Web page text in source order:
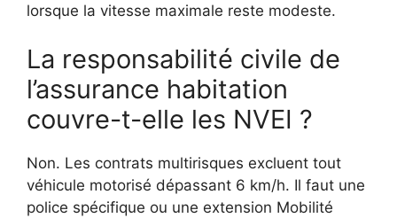
lorsque la vitesse maximale reste modeste.
La responsabilité civile de
l’assurance habitation
couvre-t-elle les NVEI ?
Non. Les contrats multirisques excluent tout
véhicule motorisé dépassant 6 km/h. Il faut une
police spécifique ou une extension Mobilité